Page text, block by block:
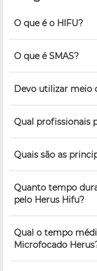
O que é o HIFU?
O que é SMAS?
Devo utilizar meio
Qual profissionais
Quais são as
Quanto tempo
pelo Herus Hifu?
Qual o tempo
Microfocado